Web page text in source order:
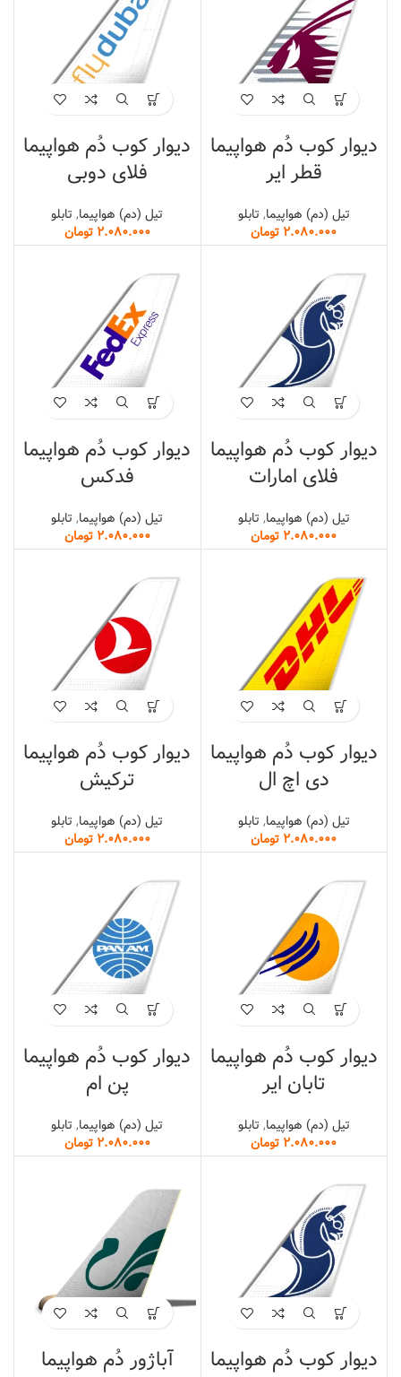
دیوار کوب دُم هواپیما
قطر ایر
تیل (دم) هواپیما, تابلو
تومان
دیوار کوب دُم هواپیما
فلای دوبی
تیل (دم) هواپیما, تابلو
تومان
دیوار کوب دُم هواپیما
فلای امارات
تیل (دم) هواپیما, تابلو
تومان
دیوار کوب دُم هواپیما
فدکس
تیل (دم) هواپیما, تابلو
تومان
دیوار کوب دُم هواپیما
دی اچ ال
تیل (دم) هواپیما, تابلو
تومان
دیوار کوب دُم هواپیما
ترکیش
تیل (دم) هواپیما, تابلو
تومان
دیوار کوب دُم هواپیما
تابان ایر
تیل (دم) هواپیما, تابلو
تومان
دیوار کوب دُم هواپیما
پن ام
تیل (دم) هواپیما, تابلو
تومان
دیوار کوب دُم هواپیما
آباژور دُم هواپیما